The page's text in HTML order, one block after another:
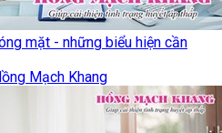
mặt - những biểu hiện cần
Mạch Khang